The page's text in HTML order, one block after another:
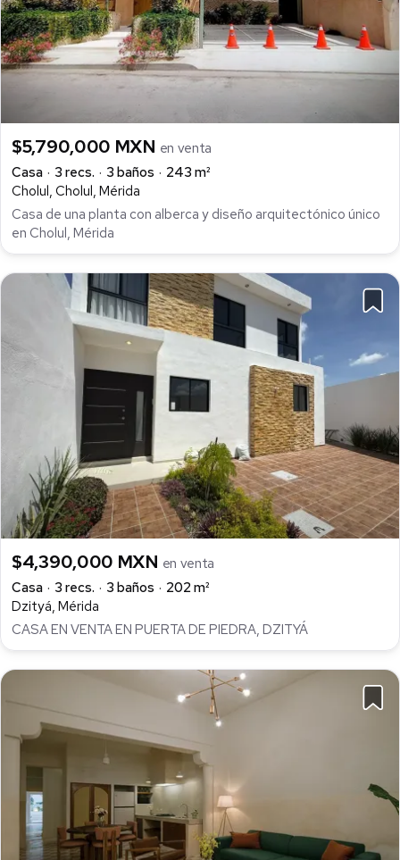
$5,790,000 MXN en venta
Casa
3 recs. 3 baños
243 m²
Cholul, Cholul, Mérida
Casa de una planta con alberca y diseño arquitectónico único
en Cholul, Mérida
$4,390,000 MXN en venta
Casa
3 recs. 3 baños
202 m²
Dzityá, Mérida
CASA EN VENTA EN PUERTA DE PIEDRA, DZITYÁ